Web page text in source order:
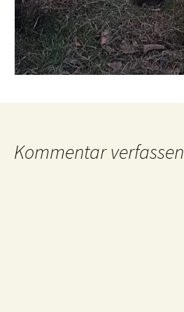
Kommentar verfassen